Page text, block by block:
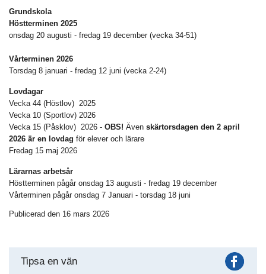
Grundskola
Höstterminen 2025
onsdag 20 augusti - fredag 19 december (vecka 34-51)
Vårterminen 2026
Torsdag 8 januari - fredag 12 juni (vecka 2-24)
Lovdagar
Vecka 44 (Höstlov) 2025
Vecka 10 (Sportlov) 2026
Vecka 15 (Påsklov) 2026 - OBS! Även skärtorsdagen den 2 april
2026 är en lovdag för elever och lärare
Fredag 15 maj 2026
Lärarnas arbetsår
Höstterminen pågår onsdag 13 augusti - fredag 19 december
Vårterminen pågår onsdag 7 Januari - torsdag 18 juni
Publicerad den 16 mars 2026
Tipsa en vän